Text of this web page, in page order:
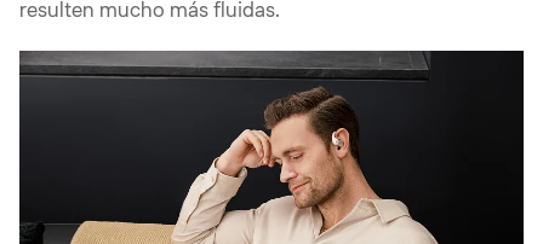
resulten mucho más fluidas.